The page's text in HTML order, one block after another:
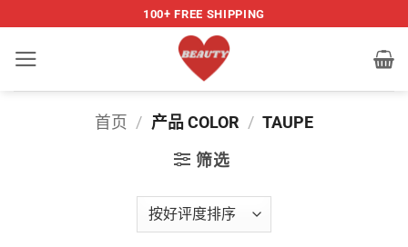
容
100+ FREE SHIPPING
首页 / 产品 COLOR / TAUPE
筛选